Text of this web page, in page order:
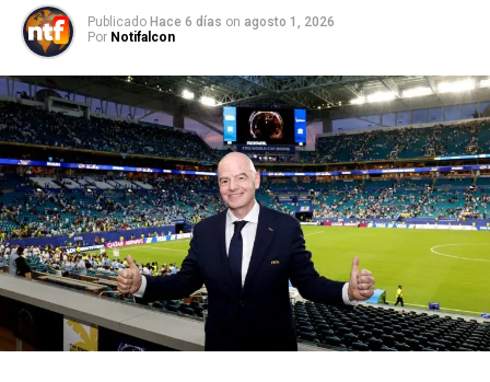
Publicado Hace 6 días on agosto 1, 2026
Por Notifalcon